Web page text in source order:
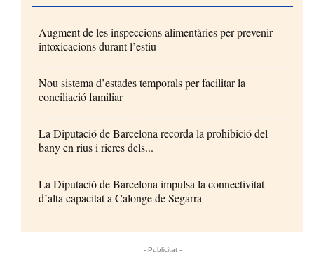
Augment de les inspeccions alimentàries per prevenir
intoxicacions durant l’estiu
Nou sistema d’estades temporals per facilitar la
conciliació familiar
La Diputació de Barcelona recorda la prohibició del
bany en rius i rieres dels...
La Diputació de Barcelona impulsa la connectivitat
d’alta capacitat a Calonge de Segarra
- Publicitat -